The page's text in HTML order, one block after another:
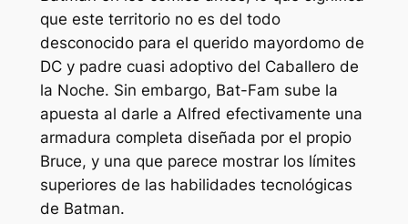
que este territorio no es del todo
desconocido para el querido mayordomo de
DC y padre cuasi adoptivo del Caballero de
la Noche. Sin embargo, Bat-Fam sube la
apuesta al darle a Alfred efectivamente una
armadura completa diseñada por el propio
Bruce, y una que parece mostrar los límites
superiores de las habilidades tecnológicas
de Batman.